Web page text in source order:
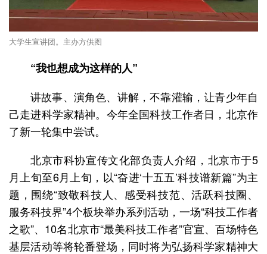
大学生宣讲团。主办方供图
“我也想成为这样的人”
讲故事、演角色、讲解，不靠灌输，让青少年自
己走进科学家精神。今年全国科技工作者日，北京作
了新一轮集中尝试。
北京市科协宣传文化部负责人介绍，北京市于5
月上旬至6月上旬，以“奋进‘十五五’科技谱新篇”为主
题，围绕“致敬科技人、感受科技范、活跃科技圈、
服务科技界”4个板块举办系列活动，一场“科技工作者
之歌”、10名北京市“最美科技工作者”官宣、百场特色
基层活动等将轮番登场，同时将为弘扬科学家精神大